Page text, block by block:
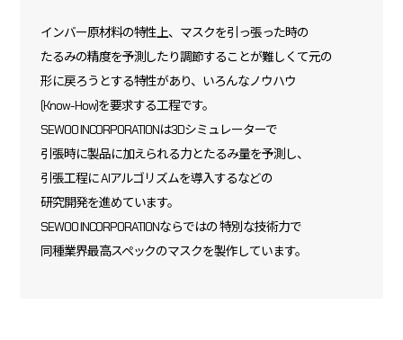
インバー原材料の特性上、マスクを引っ張った時の
たるみの精度を予測したり調節することが難しくて元の
形に戻ろうとする特性があり、いろんなノウハウ
(Know-How)を要求する工程です。
SEWOO INCORPORATIONは3Dシミュレーターで
引張時に製品に加えられる力とたるみ量を予測し、
引張工程にAIアルゴリズムを導入するなどの
研究開発を進めています。
SEWOO INCORPORATIONならではの特別な技術力で
同種業界最高スペックのマスクを製作しています。